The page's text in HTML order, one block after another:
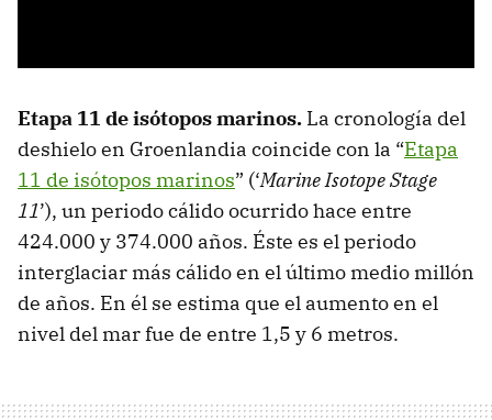
Etapa 11 de isótopos marinos. La cronología del
deshielo en Groenlandia coincide con la “Etapa
11 de isótopos marinos” (‘Marine Isotope Stage
11’), un periodo cálido ocurrido hace entre
424.000 y 374.000 años. Éste es el periodo
interglaciar más cálido en el último medio millón
de años. En él se estima que el aumento en el
nivel del mar fue de entre 1,5 y 6 metros.